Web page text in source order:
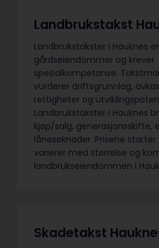
Landbrukstakst
Landbrukstakster i Hauknes
gårdseiendommer og krever
spesialkompetanse.
vurderer driftsgrunnlag,
rettigheter og
Landbrukstakster i Hauknes
kjøp/salg, generasjonsskifte,
lånesøknader. Prisene
varierer med størrelse og
landbrukseiendommen i
Skadetakst